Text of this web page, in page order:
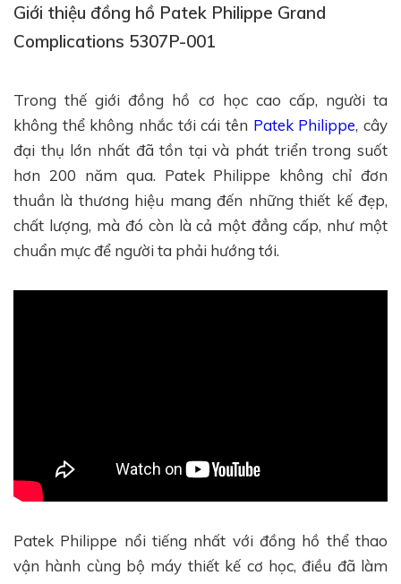
Giới thiệu đồng hồ Patek Philippe Grand
Complications 5307P-001
Trong thế giới đồng hồ cơ học cao cấp, người ta
không thể không nhắc tới cái tên Patek Philippe, cây
đại thụ lớn nhất đã tồn tại và phát triển trong suốt
hơn 200 năm qua. Patek Philippe không chỉ đơn
thuần là thương hiệu mang đến những thiết kế đẹp,
chất lượng, mà đó còn là cả một đẳng cấp, như một
chuẩn mực để người ta phải hướng tới.
Patek Philippe nổi tiếng nhất với đồng hồ thể thao
vận hành cùng bộ máy thiết kế cơ học, điều đã làm